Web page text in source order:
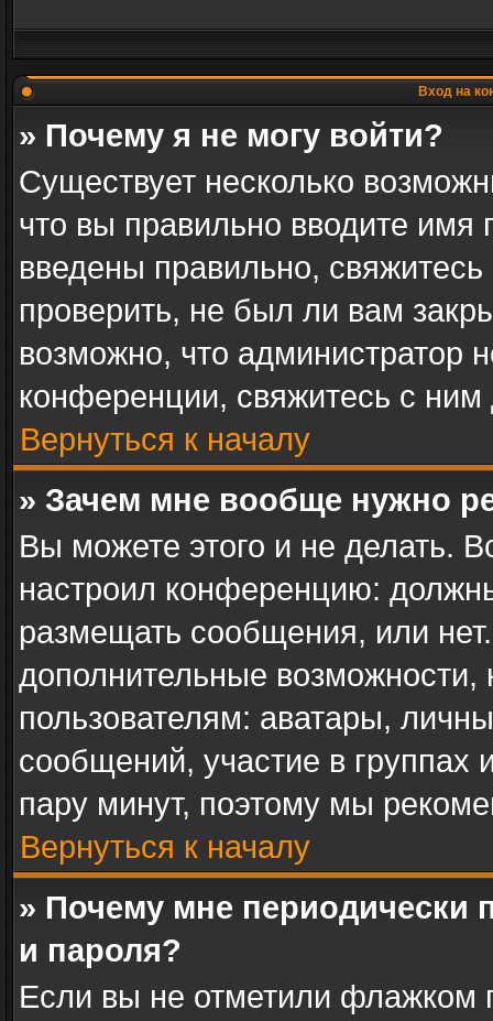
Вход на
» Почему я не могу войти?
Существует несколько
что вы правильно вводите имя
введены правильно,
проверить, не был ли вам
возможно, что администратор
конференции, свяжитесь с ним
Вернуться к началу
» Зачем мне вообще нужно
Вы можете этого и не делать.
настроил конференцию:
размещать сообщения, или
дополнительные
пользователям: аватары,
сообщений, участие в группах
пару минут, поэтому мы
Вернуться к началу
» Почему мне периодически
и пароля?
Если вы не отметили флажком